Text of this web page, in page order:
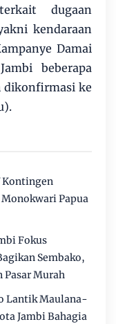
dugaan
kendaraan
Damai
beberapa
dikonfirmasi ke
Kontingen
Papua
Fokus
Sembako,
Pasar Murah
Lantik Maulana-
Jambi Bahagia